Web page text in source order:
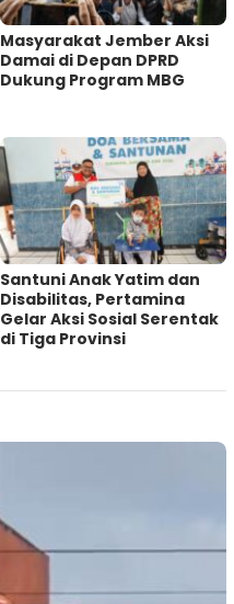
Masyarakat Jember Aksi
Damai di Depan DPRD
Dukung Program MBG
Santuni Anak Yatim dan
Disabilitas, Pertamina
Gelar Aksi Sosial Serentak
di Tiga Provinsi